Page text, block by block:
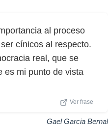
al proceso
cínicos al respecto.
real, que se
es mi punto de vista
Ver frase
Gael Garcia Bernal